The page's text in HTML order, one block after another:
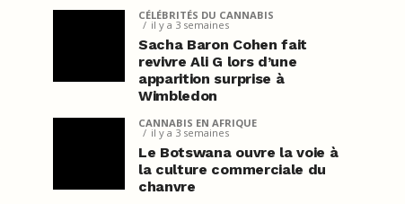
CÉLÉBRITÉS DU CANNABIS
il y a 3 semaines
Sacha Baron Cohen fait
revivre Ali G lors d’une
apparition surprise à
Wimbledon
CANNABIS EN AFRIQUE
il y a 3 semaines
Le Botswana ouvre la voie à
la culture commerciale du
chanvre